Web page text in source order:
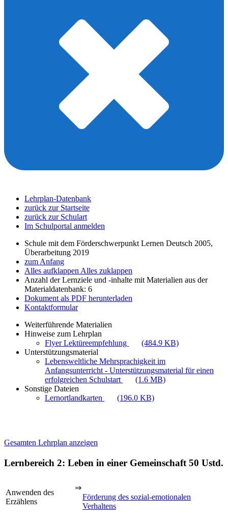
Lehrplan-Datenbank
zurück zur Startseite
zurück zur Schulart
Im Schulportal anmelden
Schule mit dem Förderschwerpunkt Lernen Deutsch 2005,
Überarbeitung 2019
zum Anfang
Alles aufklappen Alles zuklappen
Anzahl der Lernziele und -inhalte mit Materialien aus der
Materialdatenbank: 6
Dokument als PDF herunterladen
Kontaktformular
Weiterführende Materialien
Hinweise zum Lehrplan
Flyer Lektüreempfehlung
(484.9 KB)
Unterstützungsmaterial
Lebensweltliche Mehrsprachigkeit im
Anfangsunterricht - Unterstützungsmaterial für einen
erfolgreichen Schulstart
(1.6 MB)
Sonstige Dateien
Lernortlandkarten
(196.0 KB)
Gesamten Lehrplan anzeigen
Lernbereich 2: Leben in einer Gemeinschaft 50 Ustd.
Anwenden des
Erzählens
⇒
Förderung des sozial-emotionalen
Verhaltens